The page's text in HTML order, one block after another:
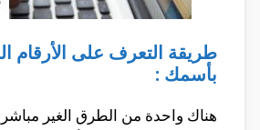
طريقة التعرف على الأرقام
بأسمك :
هناك واحدة من الطرق الغير